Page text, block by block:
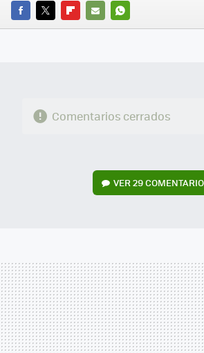
FACEBOOK
TWITTERFLIPBOARD
E-
WHATSAPP
Comentarios cerrados
VER29